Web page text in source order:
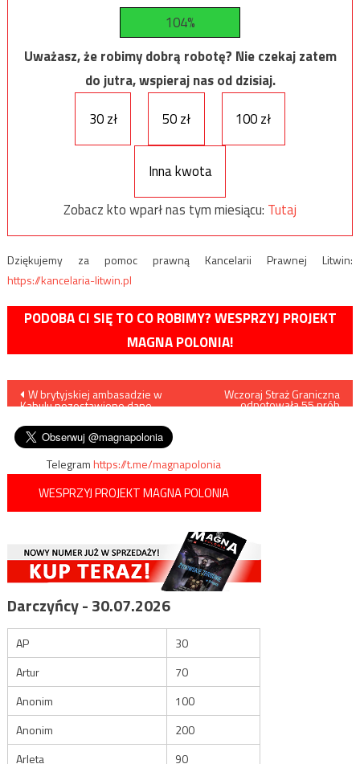
104%
Uważasz, że robimy dobrą robotę? Nie czekaj zatem
do jutra, wspieraj nas od dzisiaj.
30 zł
50 zł 100 zł
Inna kwota
Zobacz kto wparł nas tym miesiącu: Tutaj
Dziękujemy za pomoc prawną Kancelarii Prawnej Litwin:
https://kancelaria-litwin.pl
PODOBA CI SIĘ TO CO ROBIMY? WESPRZYJ PROJEKT
MAGNA POLONIA!
Nawigacja
wpisu
W brytyjskiej ambasadzie w
Kabulu pozostawiono dane
Wczoraj Straż Graniczna
odnotowała 55 prób
Telegramhttps://t.me/magnapolonia
WESPRZYJ PROJEKT MAGNA POLONIA
Darczyńcy - 30.07.2026
AP
30
Artur
70
Anonim
100
Anonim
200
Arleta
90